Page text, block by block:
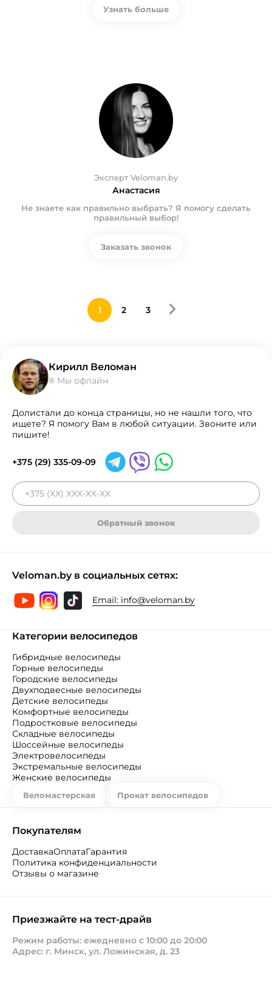
Узнать больше
Эксперт Veloman.by
Анастасия
Не знаете как правильно выбрать? Я помогу сделать
правильный выбор!
Заказать звонок
1 2 3
Кирилл Веломан
Мы офлайн
Долистали до конца страницы, но не нашли того, что
ищете? Я помогу Вам в любой ситуации. Звоните или
пишите!
+375 (29) 335-09-09
Обратный звонок
Veloman.by в социальных сетях:
Email: info@veloman.by
Категории велосипедов
Гибридные велосипеды
Горные велосипеды
Городские велосипеды
Двухподвесные велосипеды
Детские велосипеды
Комфортные велосипеды
Подростковые велосипеды
Складные велосипеды
Шоссейные велосипеды
Электровелосипеды
Экстремальные велосипеды
Женские велосипеды
Веломастерская Прокат велосипедов
Покупателям
ДоставкаОплатаГарантия
Политика конфиденциальности
Отзывы о магазине
Приезжайте на тест-драйв
Режим работы: ежедневно с 10:00 до 20:00
Адрес: г. Минск, ул. Ложинская, д. 23